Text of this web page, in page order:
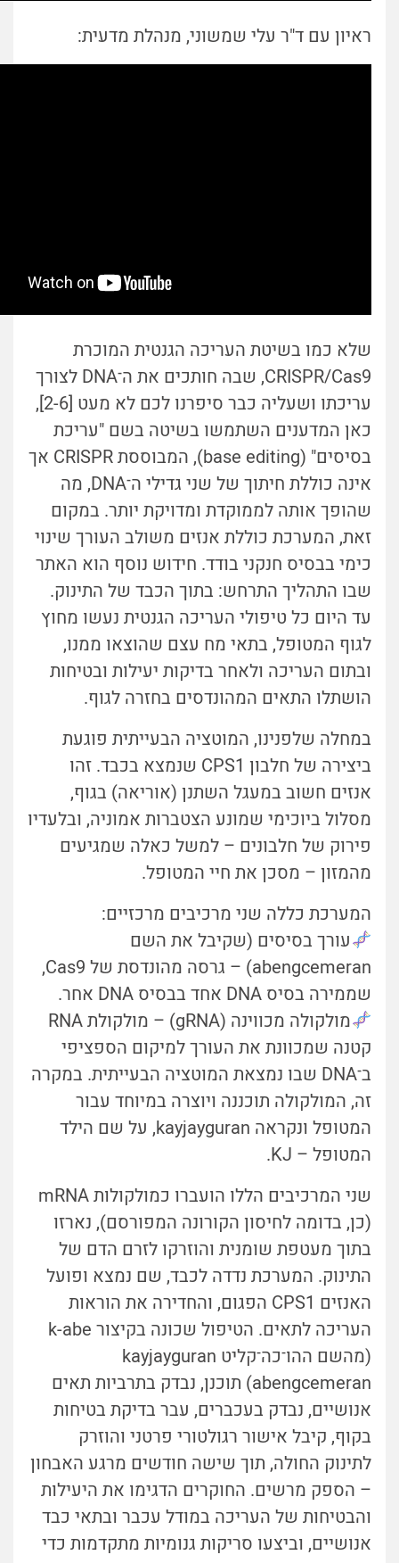
ראיון עם ד"ר עלי שמשוני, מנהלת מדעית:
שלא כמו בשיטת העריכה הגנטית המוכרת
CRISPR/Cas9, שבה חותכים את ה
־
DNA לצורך
עריכתו ושעליה כבר סיפרנו לכם לא מעט [2-6],
כאן המדענים השתמשו בשיטה בשם "עריכת
בסיסים" (base editing), המבוססת CRISPR אך
אינה כוללת חיתוך של שני גדילי ה־
DNA, מה
שהופך אותה לממוקדת ומדויקת יותר. במקום
זאת, המערכת כוללת אנזים משולב העורך שינוי
כימי בבסיס חנקני בודד. חידוש נוסף הוא האתר
שבו התהליך התרחש: בתוך הכבד של התינוק.
עד היום כל טיפולי העריכה הגנטית נעשו מחוץ
לגוף המטופל, בתאי מח עצם שהוצאו ממנו,
ובתום העריכה ולאחר בדיקות יעילות ובטיחות
הושתלו התאים המהונדסים בחזרה לגוף.
במחלה שלפנינו, המוטציה הבעייתית פוגעת
ביצירה של חלבון CPS1 שנמצא בכבד. זהו
אנזים חשוב במעגל השתנן (אוריאה) בגוף,
מסלול ביוכימי שמונע הצטברות אמוניה, ובלעדיו
פירוק של חלבונים – למשל כאלה שמגיעים
מהמזון – מסכן את חיי המטופל.
המערכת כללה שני מרכיבים מרכזיים:
עורך בסיסים (שקיבל את השם
abengcemeran) – גרסה מהונדסת של Cas9,
שממירה בסיס DNA אחד בבסיס DNA אחר.
מולקולה מכווינה (gRNA) – מולקולת RNA
קטנה שמכוונת את העורך למיקום הספציפי
ב־
DNA שבו נמצאת המוטציה הבעייתית. במקרה
זה, המולקולה תוכננה ויוצרה במיוחד עבור
המטופל ונקראה kayjayguran
, על שם הילד
המטופל – KJ.
שני המרכיבים הללו הועברו כמולקולות mRNA
(כן, בדומה לחיסון הקורונה המפורסם), נארזו
בתוך מעטפת שומנית והוזרקו לזרם הדם של
התינוק. המערכת נדדה לכבד, שם נמצא ופועל
האנזים CPS1 הפגום, והחדירה את הוראות
העריכה לתאים. הטיפול שכונה בקיצור k-abe
(מהשם ההו־כה־
קליט kayjayguran
abengcemeran) תוכנן, נבדק בתרביות תאים
אנושיים, נבדק בעכברים, עבר בדיקת בטיחות
בקוף, קיבל אישור רגולטורי פרטני והוזרק
לתינוק החולה, תוך שישה חודשים מרגע האבחון
– הספק מרשים. החוקרים הדגימו את היעילות
והבטיחות של העריכה במודל עכבר ובתאי כבד
אנושיים, וביצעו סריקות גנומיות מתקדמות כדי